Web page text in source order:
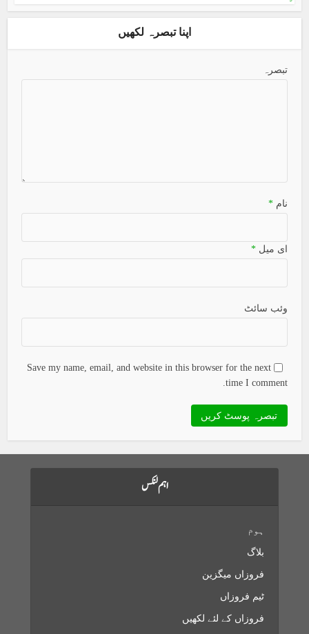
اپنا تبصرہ لکھیں
تبصرہ
نام*
ای میل*
وئب سائٹ
Save my name, email, and website in this browser for the next
time I comment.
اہم لنکس
ہوم
بلاگ
فروزاں میگزین
ٹیم فروزاں
فروزاں کے لئے لکھیں